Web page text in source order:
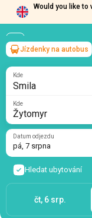
Would you like to
Smila→Žytomyr
pá, 7 srpna/1 cestující
Jízdenky na autobus
Kde
Kde
Datum odjezdu
pá, 7 srpna
Hledat ubytování
čt, 6 srp.